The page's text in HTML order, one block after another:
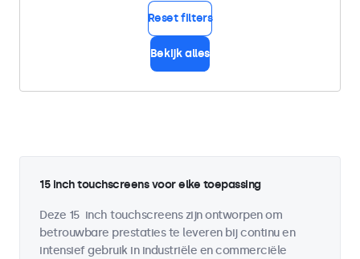
Reset filters
Bekijk alles
15 inch touchscreens voor elke toepassing
Deze 15 inch touchscreens zijn ontworpen om
betrouwbare prestaties te leveren bij continu en
intensief gebruik in industriële en commerciële